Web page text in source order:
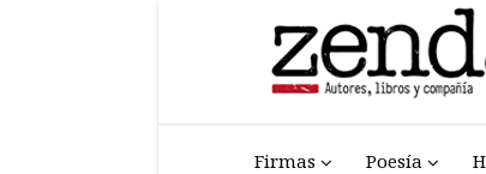
Firmas Poesía